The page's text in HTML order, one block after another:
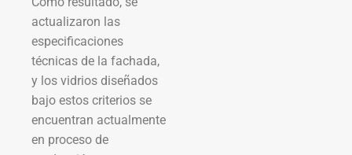
actualizaron las
especificaciones
técnicas de la fachada,
y los vidrios diseñados
bajo estos criterios se
encuentran actualmente
en proceso de